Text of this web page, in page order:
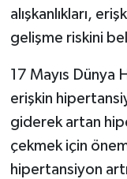
alışkanlıkları,
gelişme riskini
17 Mayıs Dünya
erişkin
giderek artan
çekmek için
hipertansiyon